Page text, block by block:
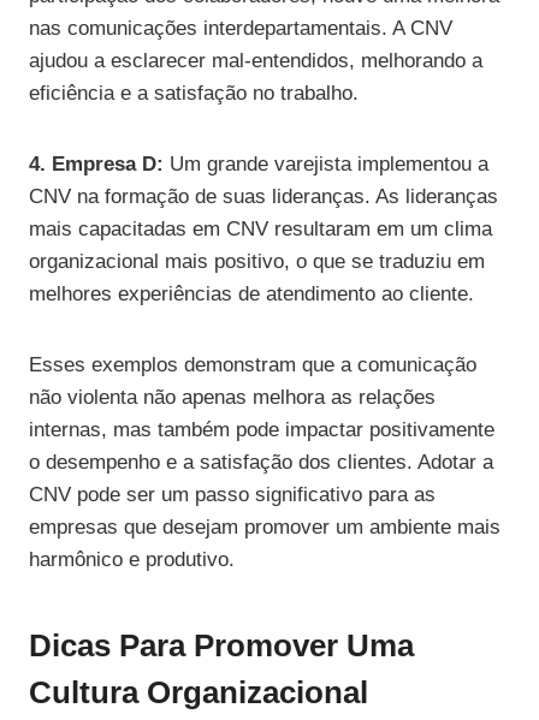
nas comunicações interdepartamentais. A CNV
ajudou a esclarecer mal-entendidos, melhorando a
eficiência e a satisfação no trabalho.
4. Empresa D: Um grande varejista implementou a
CNV na formação de suas lideranças. As lideranças
mais capacitadas em CNV resultaram em um clima
organizacional mais positivo, o que se traduziu em
melhores experiências de atendimento ao cliente.
Esses exemplos demonstram que a comunicação
não violenta não apenas melhora as relações
internas, mas também pode impactar positivamente
o desempenho e a satisfação dos clientes. Adotar a
CNV pode ser um passo significativo para as
empresas que desejam promover um ambiente mais
harmônico e produtivo.
Dicas Para Promover Uma
Cultura Organizacional